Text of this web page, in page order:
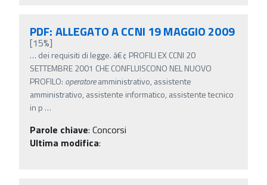
PDF: ALLEGATO A CCNI 19 MAGGIO 2009
[15%]
… dei requisiti di legge. â€¢ PROFILI EX CCNI 20
SETTEMBRE 2001 CHE CONFLUISCONO NEL NUOVO
PROFILO: operatoreamministrativo, assistente
amministrativo, assistente informatico, assistente tecnico
in p …
Parole chiave: Concorsi
Ultima modifica: